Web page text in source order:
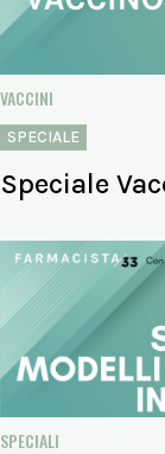
VACCINI
SPECIALE
Speciale
SPECIALI